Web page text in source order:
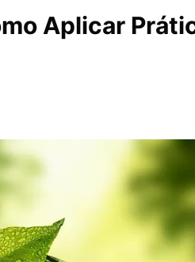
Aplicar